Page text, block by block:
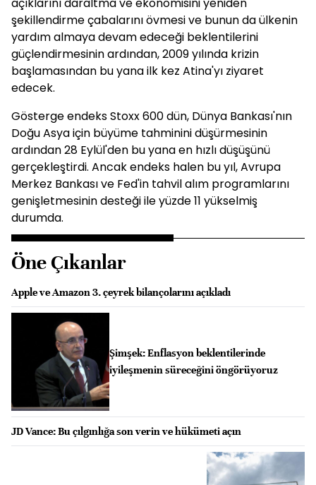
şekillendirme çabalarını övmesi ve bunun da ülkenin
yardım almaya devam edeceği beklentilerini
güçlendirmesinin ardından, 2009 yılında krizin
başlamasından bu yana ilk kez Atina'yı ziyaret
edecek.
Gösterge endeks Stoxx 600 dün, Dünya Bankası'nın
Doğu Asya için büyüme tahminini düşürmesinin
ardından 28 Eylül'den bu yana en hızlı düşüşünü
gerçekleştirdi. Ancak endeks halen bu yıl, Avrupa
Merkez Bankası ve Fed'in tahvil alım programlarını
genişletmesinin desteği ile yüzde 11 yükselmiş
durumda.
Öne Çıkanlar
Apple ve Amazon 3. çeyrek bilançolarını açıkladı
Şimşek: Enflasyon beklentilerinde
iyileşmenin süreceğini öngörüyoruz
JD Vance: Bu çılgınlığa son verin ve hükümeti açın